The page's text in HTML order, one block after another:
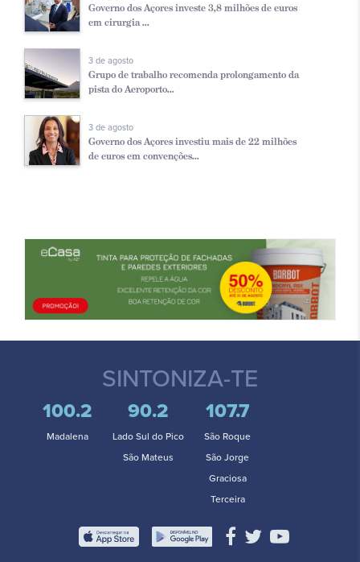
Governo dos Açores investe 3,8 milhões de euros
em cirurgia ...
3 de agosto
Grupo de trabalho recomenda prolongamento da
pista do Aeroporto...
3 de agosto
Governo dos Açores investiu mais de 22 milhões
de euros em convenções...
SINTONIZA-TE
100.2
Madalena
90.2
Lado Sul do Pico
São Mateus
107.7
São Roque
São Jorge
Graciosa
Terceira